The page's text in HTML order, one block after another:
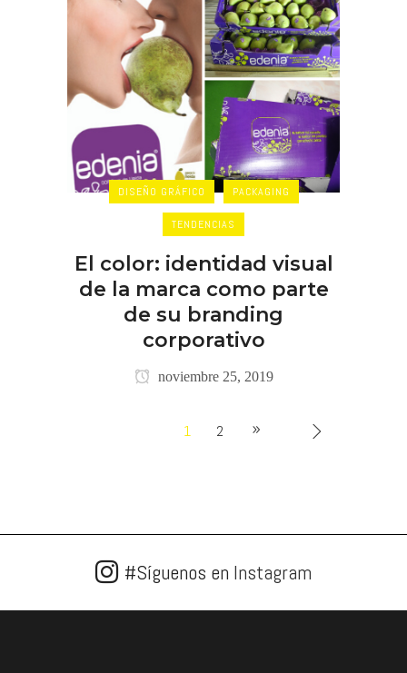
DISEÑO GRÁFICO PACKAGING
TENDENCIAS
El color: identidad visual
de la marca como parte
de su branding
corporativo
noviembre 25, 2019
1 2
#Síguenos en Instagram